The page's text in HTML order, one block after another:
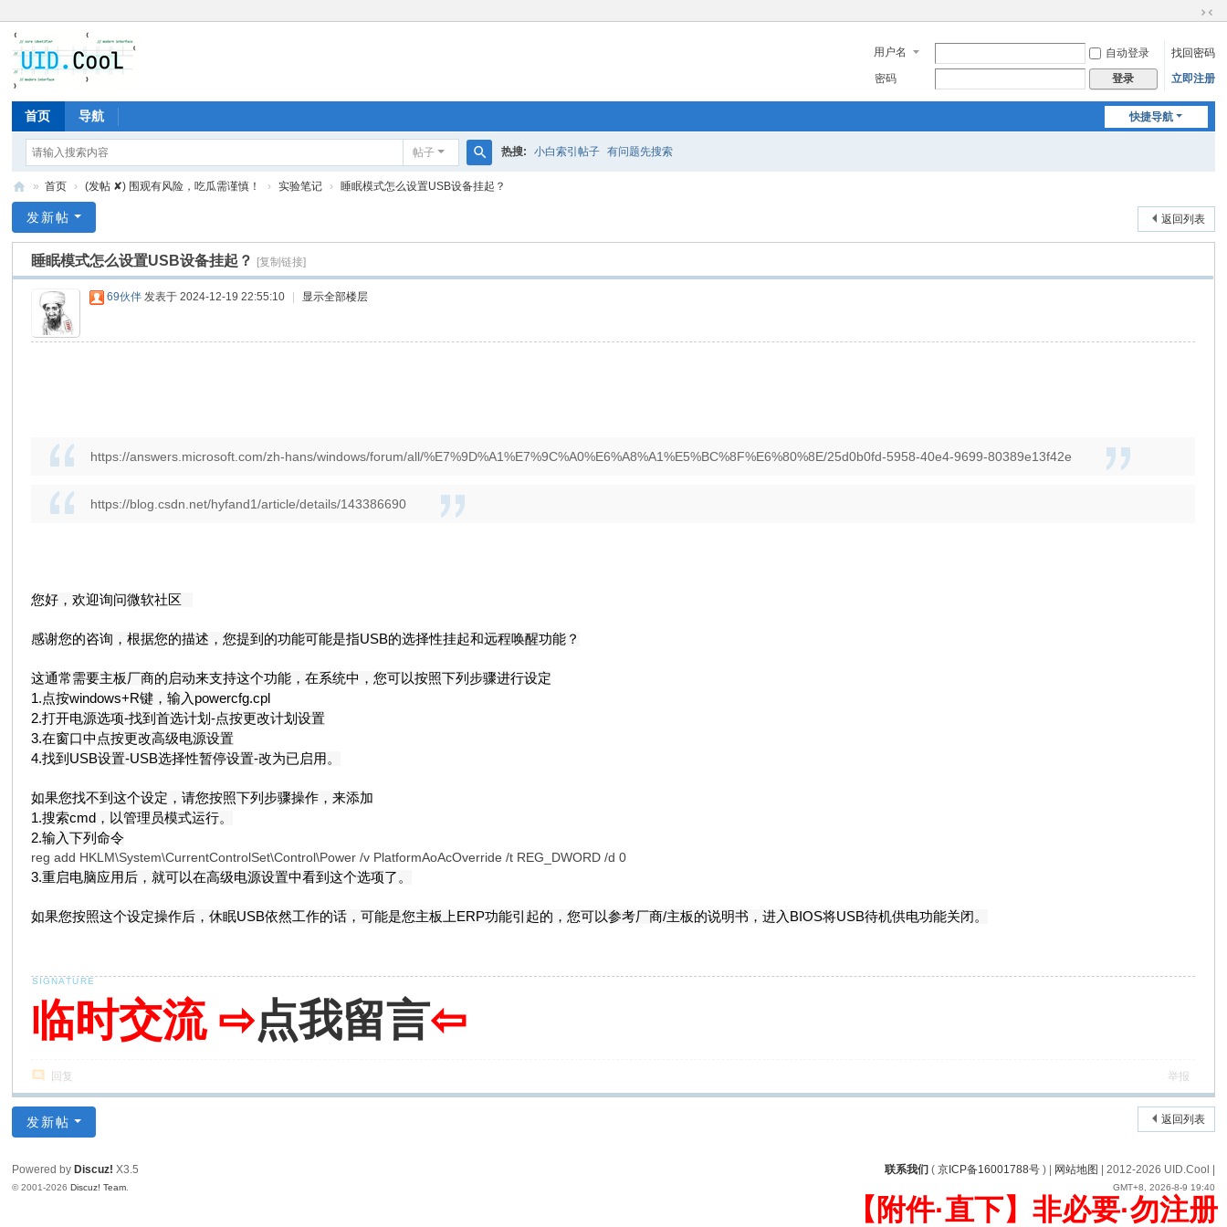
换
到
窄
用户名 自动登录
找回密码
密码
登录 立即注册
快捷导航
首页 导航
帖子
搜
热搜: 小白索引帖子 有问题先搜索
爱
» 首页 › (发帖 ✘) 围观有风险，吃瓜需谨慎！ › 实验笔记 › 睡眠模式怎么设置USB设备挂起？
返回列表
发新帖
睡眠模式怎么设置USB设备挂起？ [复制链接]
69伙伴 发表于 2024-12-19 22:55:10 显示全部楼层
https://answers.microsoft.com/zh-hans/windows/forum/all/%E7%9D%A1%E7%9C%A0%E6%A8%A1%E5%BC%8F%E6%80%8E/25d0b0fd-5958-40e4-9699-80389e13f42e
https://blog.csdn.net/hyfand1/article/details/143386690
您好，欢迎询问微软社区
感谢您的咨询，根据您的描述，您提到的功能可能是指USB的选择性挂起和远程唤醒功能？
这通常需要主板厂商的启动来支持这个功能，在系统中，您可以按照下列步骤进行设定
1.点按windows+R键，输入powercfg.cpl
2.打开电源选项-找到首选计划-点按更改计划设置
3.在窗口中点按更改高级电源设置
4.找到USB设置-USB选择性暂停设置-改为已启用。
如果您找不到这个设定，请您按照下列步骤操作，来添加
1.搜索cmd，以管理员模式运行。
2.输入下列命令
reg add HKLM\System\CurrentControlSet\Control\Power /v PlatformAoAcOverride /t REG_DWORD /d 0
3.重启电脑应用后，就可以在高级电源设置中看到这个选项了。
如果您按照这个设定操作后，休眠USB依然工作的话，可能是您主板上ERP功能引起的，您可以参考厂商/主板的说明书，进入BIOS将USB待机供电功能关闭。
临时交流 ⇨点我留言⇦
回复 举报
返回列表
发新帖
【附件·直下】非必要·勿注册
联系我们 ( 京ICP备16001788号) | 网站地图 | 2012-2026 UID.Cool |
GMT+8, 2026-8-9 19:40
Powered by Discuz! X3.5
© 2001-2026Discuz! Team